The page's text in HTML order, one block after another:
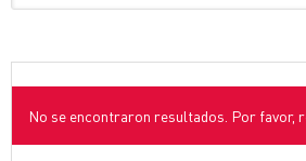
No se encontraron resultados. Por favor,